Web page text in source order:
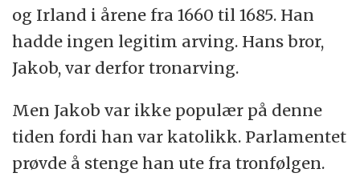
og Irland i årene fra 1660 til 1685. Han
hadde ingen legitim arving. Hans bror,
Jakob, var derfor tronarving.
Men Jakob var ikke populær på denne
tiden fordi han var katolikk. Parlamentet
prøvde å stenge han ute fra tronfølgen.